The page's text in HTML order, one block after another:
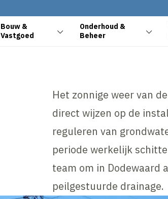
Bouw &
Vastgoed
Onderhoud &
Beheer
Het zonnige weer van
direct wijzen op de
reguleren van
periode werkelijk
team om in Dodewaard
peilgestuurde drainage.